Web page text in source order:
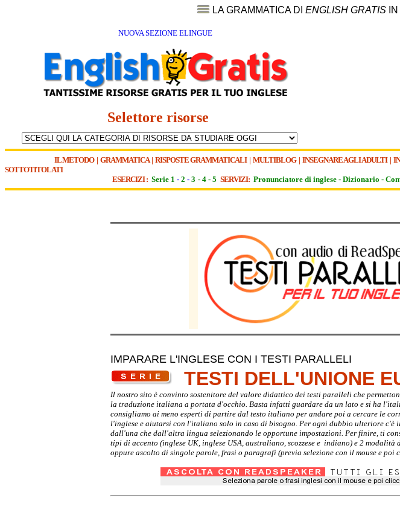
LA GRAMMATICA DI ENGLISH GRATIS IN
NUOVA SEZIONE ELINGUE
Selettore risorse
IL METODO| GRAMMATICA| RISPOSTE GRAMMATICALI| MULTIBLOG| INSEGNARE AGLI ADULTI |
SOTTOTITOLATI
ESERCIZI : Serie 1 - 2 - 3 - 4 - 5 SERVIZI: Pronunciatore di inglese - Dizionario -
IMPARARE L'INGLESE CON I TESTI PARALLELI
TESTI DELL'UNIONE
Il nostro sito è convinto sostenitore del valore didattico dei testi paralleli che
la traduzione italiana a portata d'occhio. Basta infatti guardare da un lato e si ha
consigliamo ai meno esperti di partire dal testo italiano per andare poi a cercare le
l'inglese e aiutarsi con l'italiano solo in caso di bisogno. Per ogni dubbio ulteriore
dall'una che dall'altra lingua selezionando le opportune impostazioni. Per finire, ti
tipi di accento (inglese UK, inglese USA, australiano, scozzese e indiano) e 2
oppure ascolto di singole parole, frasi o paragrafi (previa selezione con il mouse e